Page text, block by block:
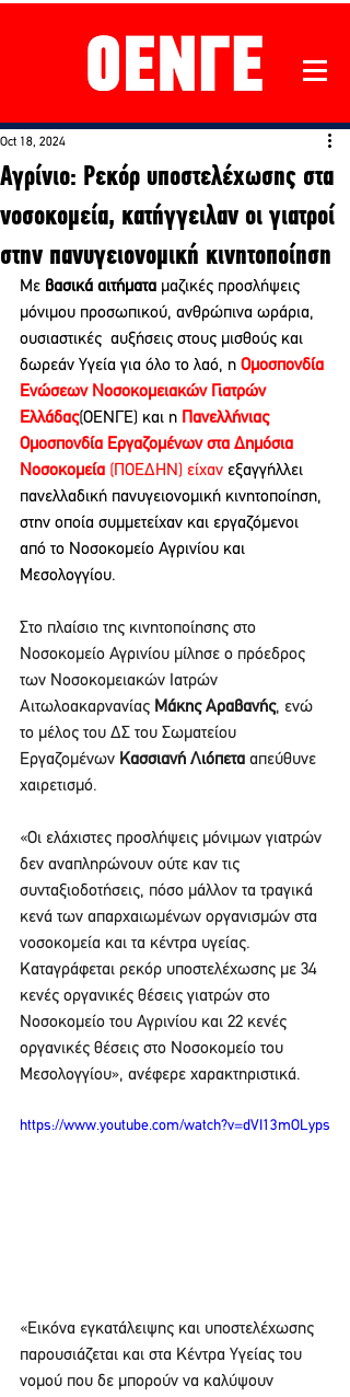
Αγρίνιο: Ρεκόρ υποστελέχωσης στα
νοσοκομεία, κατήγγειλαν οι γιατροί
στην πανυγειονομική κινητοποίηση
Oct 18, 2024
Με βασικά αιτήματα μαζικές προσλήψεις
μόνιμου προσωπικού, ανθρώπινα ωράρια,
ουσιαστικές  αυξήσεις στους μισθούς και
δωρεάν Υγεία για όλο το λαό, η Ομοσπονδία
Ενώσεων Νοσοκομειακών Γιατρών
Ελλάδας(ΟΕΝΓΕ) και η
Πανελλήνιας
Ομοσπονδία Εργαζομένων στα Δημόσια
Νοσοκομεία (ΠΟΕΔΗΝ) είχαν εξαγγήλλει
πανελλαδική πανυγειονομική κινητοποίηση,
στην οποία συμμετείχαν και εργαζόμενοι
από το Νοσοκομείο Αγρινίου και
Μεσολογγίου.
Στο πλαίσιο της κινητοποίησης στο
Νοσοκομείο Αγρινίου μίλησε ο πρόεδρος
των Νοσοκομειακών Ιατρών
Αιτωλοακαρνανίας Μάκης Αραβανής, ενώ
το μέλος του ΔΣ του Σωματείου
Εργαζομένων Κασσιανή Λιόπετα απεύθυνε
χαιρετισμό.
«Οι ελάχιστες προσλήψεις μόνιμων γιατρών
δεν αναπληρώνουν ούτε καν τις
συνταξιοδοτήσεις, πόσο μάλλον τα τραγικά
κενά των απαρχαιωμένων οργανισμών στα
νοσοκομεία και τα κέντρα υγείας.
Καταγράφεται ρεκόρ υποστελέχωσης με 34
κενές οργανικές θέσεις γιατρών στο
Νοσοκομείο του Αγρινίου και 22 κενές
οργανικές θέσεις στο Νοσοκομείο του
Μεσολογγίου», ανέφερε χαρακτηριστικά.
https://www.youtube.com/watch?v=dVI13mOLyps
«Εικόνα εγκατάλειψης και υποστελέχωσης
παρουσιάζεται και στα Κέντρα Υγείας του
νομού που δε μπορούν να καλύψουν